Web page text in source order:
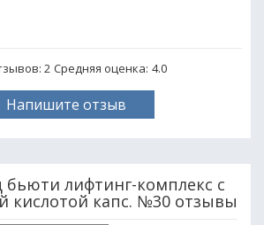
2 Средняя оценка: 4.0
Напишите отзыв
бьюти лифтинг-комплекс с
кислотой капс. №30 отзывы